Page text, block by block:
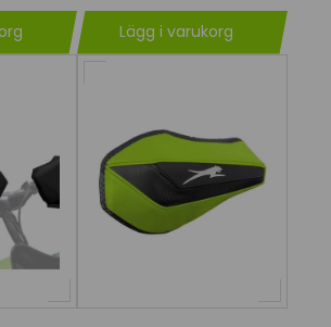
Lägg i varukorg